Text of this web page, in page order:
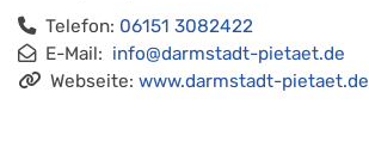
Telefon: 06151 3082422
E-Mail: info@darmstadt-pietaet.de
Webseite: www.darmstadt-pietaet.de